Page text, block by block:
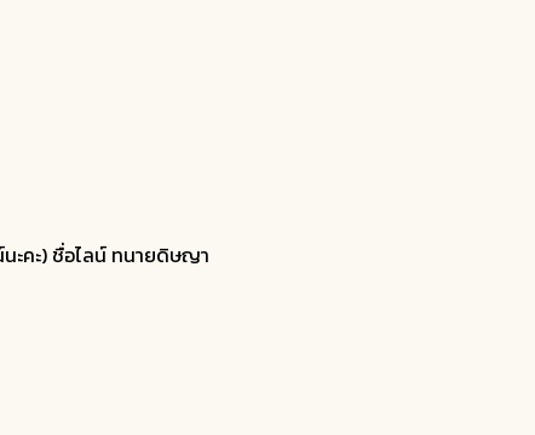
ะคะ) ชื่อไลน์ ทนายดิษญา